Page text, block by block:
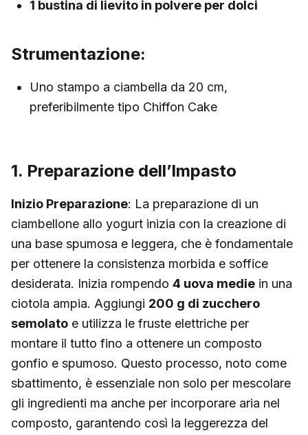
1 bustina di lievito in polvere per dolci
Strumentazione:
Uno stampo a ciambella da 20 cm,
preferibilmente tipo Chiffon Cake
1. Preparazione dell’Impasto
Inizio Preparazione: La preparazione di un
ciambellone allo yogurt inizia con la creazione di
una base spumosa e leggera, che è fondamentale
per ottenere la consistenza morbida e soffice
desiderata. Inizia rompendo 4 uova medie in una
ciotola ampia. Aggiungi 200 g di zucchero
semolato e utilizza le fruste elettriche per
montare il tutto fino a ottenere un composto
gonfio e spumoso. Questo processo, noto come
sbattimento, è essenziale non solo per mescolare
gli ingredienti ma anche per incorporare aria nel
composto, garantendo così la leggerezza del